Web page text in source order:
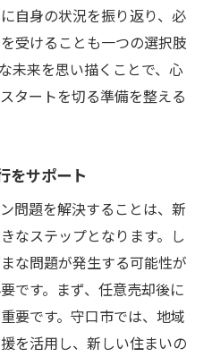
自身の状況を振り返り、必
受けることも一つの選択肢
未来を思い描くことで、心
タートを切る準備を整える
をサポート
問題を解決することは、新
なステップとなります。し
な問題が発生する可能性が
です。まず、任意売却後に
要です。守口市では、地域
を活用し、新しい住まいの